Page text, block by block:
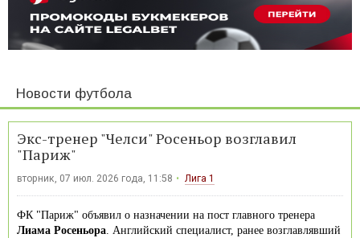
Новости футбола
Экс-тренер "Челси" Росеньор возглавил
"Париж"
вторник, 07 июл. 2026 года, 11:58 Лига 1
ФК "Париж" объявил о назначении на пост главного тренера
Лиама Росеньора . Английский специалист, ранее возглавлявший